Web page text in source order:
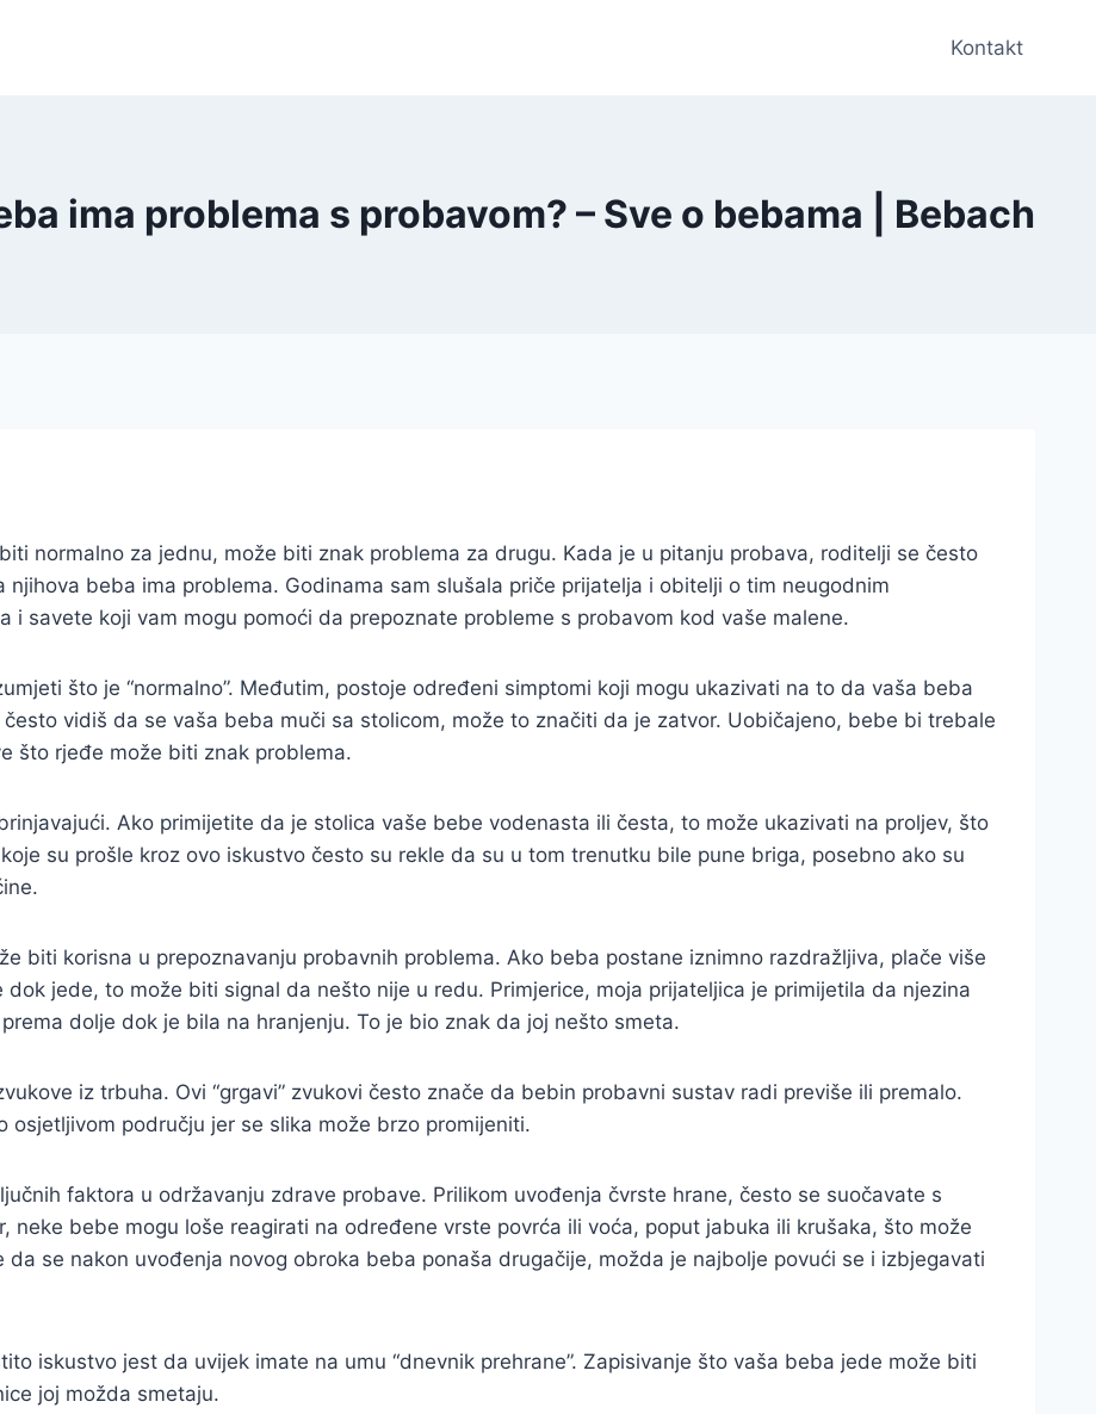
Kontakt
ima problema s probavom? – Sve o bebama | Bebach
normalno za jednu, može biti znak problema za drugu. Kada je u pitanju probava, roditelji se često
beba ima problema. Godinama sam slušala priče prijatelja i obitelji o tim neugodnim
i savete koji vam mogu pomoći da prepoznate probleme s probavom kod vaše malene.
što je “normalno”. Međutim, postoje određeni simptomi koji mogu ukazivati na to da vaša beba
vidiš da se vaša beba muči sa stolicom, može to značiti da je zatvor. Uobičajeno, bebe bi trebale
što rjeđe može biti znak problema.
Ako primijetite da je stolica vaše bebe vodenasta ili česta, to može ukazivati na proljev, što
su prošle kroz ovo iskustvo često su rekle da su u tom trenutku bile pune briga, posebno ako su
biti korisna u prepoznavanju probavnih problema. Ako beba postane iznimno razdražljiva, plače više
jede, to može biti signal da nešto nije u redu. Primjerice, moja prijateljica je primijetila da njezina
dolje dok je bila na hranjenju. To je bio znak da joj nešto smeta.
iz trbuha. Ovi “grgavi” zvukovi često znače da bebin probavni sustav radi previše ili premalo.
području jer se slika može brzo promijeniti.
faktora u održavanju zdrave probave. Prilikom uvođenja čvrste hrane, često se suočavate s
neke bebe mogu loše reagirati na određene vrste povrća ili voća, poput jabuka ili krušaka, što može
se nakon uvođenja novog obroka beba ponaša drugačije, možda je najbolje povući se i izbjegavati
iskustvo jest da uvijek imate na umu “dnevnik prehrane”. Zapisivanje što vaša beba jede može biti
joj možda smetaju.